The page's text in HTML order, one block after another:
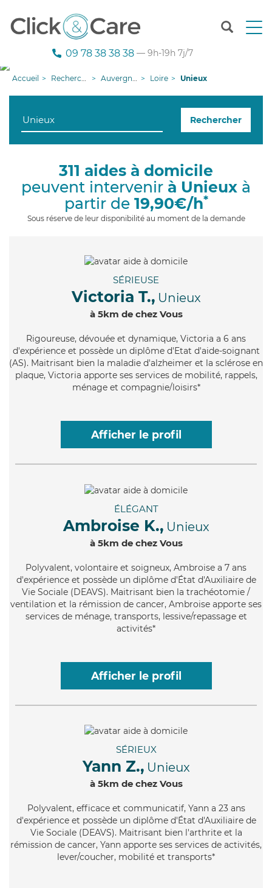
T
n
g
09 78 38 38 38 — 9h-19h 7j/7
Accueil Recherche aide à domicile Auvergne-Rhône-Alpes Loire Unieux
Rechercher
311 aides à domicile
peuvent intervenir à Unieux à
partir de 19,90€/h*
Sous réserve de leur disponibilité au moment de la demande
SÉRIEUSE
Victoria T., Unieux
à 5km de chez Vous
Rigoureuse, dévouée et dynamique, Victoria a 6 ans
d'expérience et possède un diplôme d'Etat d'aide-soignant
(AS). Maitrisant bien la maladie d'alzheimer et la sclérose en
plaque, Victoria apporte ses services de mobilité, rappels,
ménage et compagnie/loisirs*
Afficher le profil
ÉLÉGANT
Ambroise K., Unieux
à 5km de chez Vous
Polyvalent, volontaire et soigneux, Ambroise a 7 ans
d'expérience et possède un diplôme d'État d'Auxiliaire de
Vie Sociale (DEAVS). Maitrisant bien la trachéotomie /
ventilation et la rémission de cancer, Ambroise apporte ses
services de ménage, transports, lessive/repassage et
activités*
Afficher le profil
SÉRIEUX
Yann Z., Unieux
à 5km de chez Vous
Polyvalent, efficace et communicatif, Yann a 23 ans
d'expérience et possède un diplôme d'État d'Auxiliaire de
Vie Sociale (DEAVS). Maitrisant bien l'arthrite et la
rémission de cancer, Yann apporte ses services de activités,
lever/coucher, mobilité et transports*